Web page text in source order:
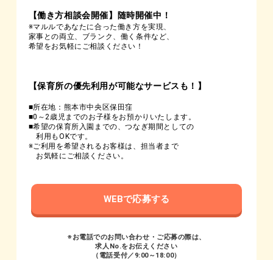
【働き方相談会開催】随時開催中！
※マルルであなたに合った働き方を実現、
家事との両立、ブランク、働く条件など、
希望をお気軽にご相談ください！
【保育所の優先利用が可能なサービスも！】
■所在地：熊本市中央区保田窪
■0～2歳児までのお子様をお預かりいたします。
■希望の保育所入園までの、つなぎ期間としての
利用もOKです。
※ご利用を希望されるお客様は、担当者まで
お気軽にご相談ください。
WEBで応募する
※お電話でのお問い合わせ・ご応募の際は、
求人No.をお伝えください
（電話受付／9:00～18:00）